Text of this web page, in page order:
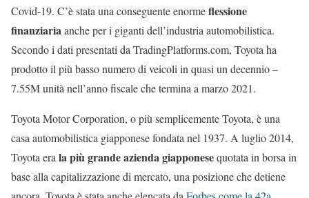
Covid-19. C’è stata una conseguente enormeflessione
finanziariaanche per i giganti dell’industria automobilistica.
Secondo i dati presentati da TradingPlatforms.com, Toyota ha
prodotto il più basso numero di veicoli in quasi un decennio –
7.55M unità nell’anno fiscale che termina a marzo 2021.
Toyota Motor Corporation, o più semplicemente Toyota, è una
casa automobilistica giapponese fondata nel 1937. A luglio 2014,
Toyota erala più grande azienda giapponesequotata in borsa in
base alla capitalizzazione di mercato, una posizione che detiene